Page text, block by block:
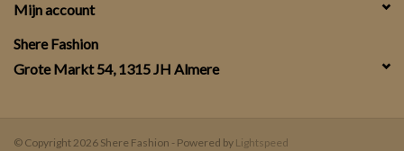
Mijn account
Shere Fashion
Grote Markt 54, 1315 JH Almere
© Copyright 2026 Shere Fashion - Powered by Lightspeed